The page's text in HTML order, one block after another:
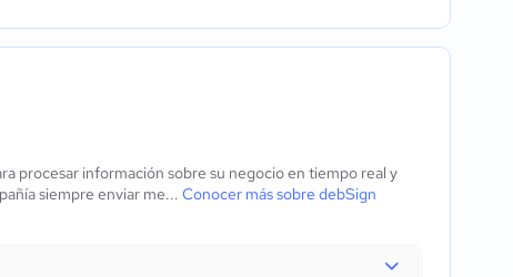
procesar información sobre su negocio en tiempo real y
siempre enviar me... Conocer más sobre debSign